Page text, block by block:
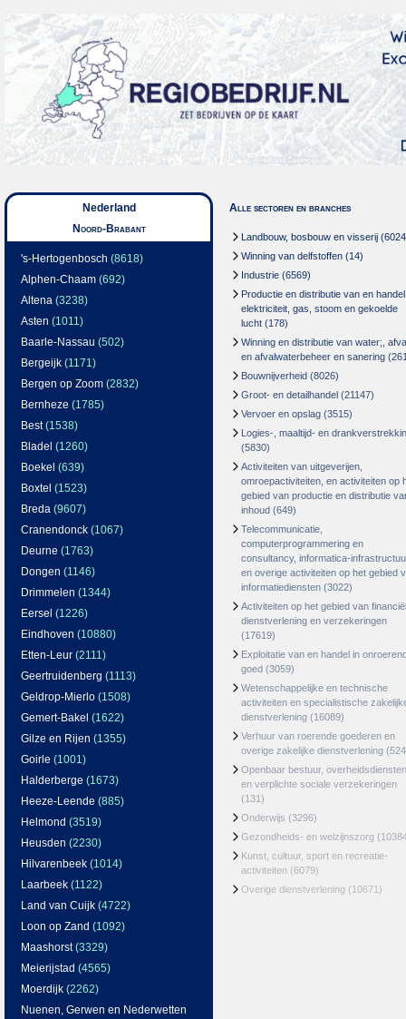
Nederland
Noord-Brabant
's-Hertogenbosch (8618)
Alphen-Chaam (692)
Altena (3238)
Asten (1011)
Baarle-Nassau (502)
Bergeijk (1171)
Bergen op Zoom (2832)
Bernheze (1785)
Best(1538)
Bladel (1260)
Boekel (639)
Boxtel (1523)
Breda (9607)
Cranendonck (1067)
Deurne (1763)
Dongen (1146)
Drimmelen (1344)
Eersel (1226)
Eindhoven (10880)
Etten-Leur (2111)
Geertruidenberg (1113)
Geldrop-Mierlo (1508)
Gemert-Bakel (1622)
Gilze en Rijen (1355)
Goirle (1001)
Halderberge (1673)
Heeze-Leende (885)
Helmond (3519)
Heusden (2230)
Hilvarenbeek (1014)
Laarbeek (1122)
Land van Cuijk (4722)
Loon op Zand (1092)
Maashorst(3329)
Meierijstad (4565)
Moerdijk (2262)
Nuenen, Gerwen en Nederwetten
Alle sectoren en branches
Landbouw, bosbouw en visserij
Winning van delfstoffen (14)
Industrie (6569)
Productie en distributie van en
elektriciteit, gas, stoom en gekoelde
lucht (178)
Winning en distributie van water;,
en afvalwaterbeheer en sanering
Bouwnijverheid (8026)
Groot- en detailhandel (21147)
Vervoer en opslag (3515)
Logies-, maaltijd- en
(5830)
Activiteiten van uitgeverijen,
omroepactiviteiten, en activiteiten op
gebied van productie en distributie
inhoud (649)
Telecommunicatie,
computerprogrammering en
consultancy, informatica-
en overige activiteiten op het gebied
informatiediensten (3022)
Activiteiten op het gebied van
dienstverlening en verzekeringen
(17619)
Exploitatie van en handel in
goed (3059)
Wetenschappelijke en technische
activiteiten en specialistische
dienstverlening (16089)
Verhuur van roerende goederen en
overige zakelijke dienstverlening
Openbaar bestuur, overheidsdiensten
en verplichte sociale verzekeringen
(131)
Onderwijs (3296)
Gezondheids- en welzijnszorg
Kunst, cultuur, sport en recreatie-
activiteiten (6079)
Overige dienstverlening (10671)